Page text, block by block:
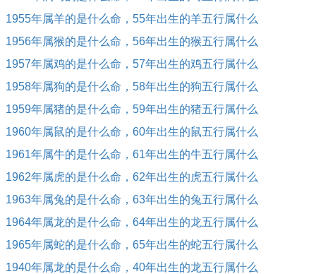
1955年属羊的是什么命，55年出生的羊五行属什么
1956年属猴的是什么命，56年出生的猴五行属什么
1957年属鸡的是什么命，57年出生的鸡五行属什么
1958年属狗的是什么命，58年出生的狗五行属什么
1959年属猪的是什么命，59年出生的猪五行属什么
1960年属鼠的是什么命，60年出生的鼠五行属什么
1961年属牛的是什么命，61年出生的牛五行属什么
1962年属虎的是什么命，62年出生的虎五行属什么
1963年属兔的是什么命，63年出生的兔五行属什么
1964年属龙的是什么命，64年出生的龙五行属什么
1965年属蛇的是什么命，65年出生的蛇五行属什么
1940年属龙的是什么命，40年出生的龙五行属什么